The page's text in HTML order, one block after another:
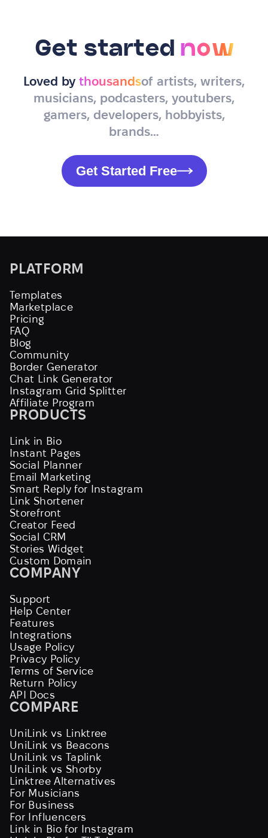
Get started now
Loved by thousandsof artists, writers,
musicians, podcasters, youtubers,
gamers, developers, hobbyists,
brands…
Get Started Free
PLATFORM
Templates
Marketplace
Pricing
FAQ
Blog
Community
Border Generator
Chat Link Generator
Instagram Grid Splitter
Affiliate Program
PRODUCTS
Link in Bio
Instant Pages
Social Planner
Email Marketing
Smart Reply for Instagram
Link Shortener
Storefront
Creator Feed
Social CRM
Stories Widget
Custom Domain
COMPANY
Support
Help Center
Features
Integrations
Usage Policy
Privacy Policy
Terms of Service
Return Policy
API Docs
COMPARE
UniLink vs Linktree
UniLink vs Beacons
UniLink vs Taplink
UniLink vs Shorby
Linktree Alternatives
For Musicians
For Business
For Influencers
Link in Bio for Instagram